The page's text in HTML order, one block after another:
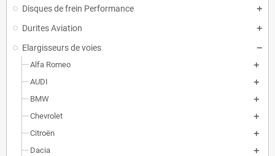
Disques de frein Performance
Durites Aviation
Elargisseurs de voies
Alfa Romeo
AUDI
BMW
Chevrolet
Citroën
Dacia